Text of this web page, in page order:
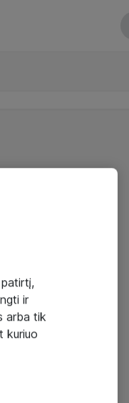
ir
arba tik
kuriuo